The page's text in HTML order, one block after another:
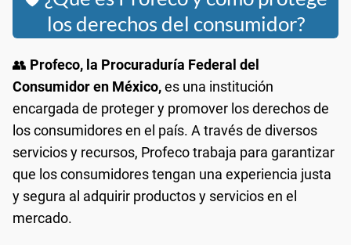
los derechos del consumidor?
👥 Profeco, la Procuraduría Federal del
Consumidor en México,es una institución
encargada de proteger y promover los derechos de
los consumidores en el país. A través de diversos
servicios y recursos, Profeco trabaja para garantizar
que los consumidores tengan una experiencia justa
y segura al adquirir productos y servicios en el
mercado.